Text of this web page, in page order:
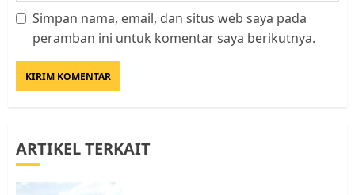
Simpan nama, email, dan situs web saya pada
peramban ini untuk komentar saya berikutnya.
ARTIKEL TERKAIT
Datangi Pemko Batam, Warga
Warga Rempang Ajukan